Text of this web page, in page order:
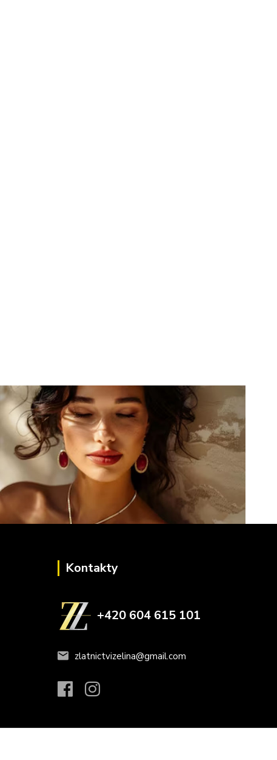
Kontakty
+420 604 615 101
zlatnictvizelina@gmail.com